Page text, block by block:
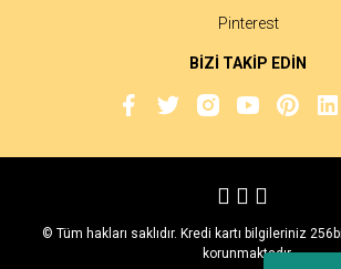
Pinterest
BİZİ TAKİP EDİN
© Tüm hakları saklıdır. Kredi kartı bilgileriniz
korunmaktadır.